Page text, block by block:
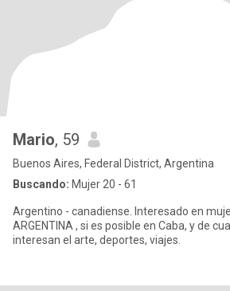
Mario, 59
Buenos Aires, Federal District, Argentina
Buscando: Mujer 20 - 61
Argentino - canadiense. Interesado en
ARGENTINA , si es posible en Caba, y de
interesan el arte, deportes, viajes.